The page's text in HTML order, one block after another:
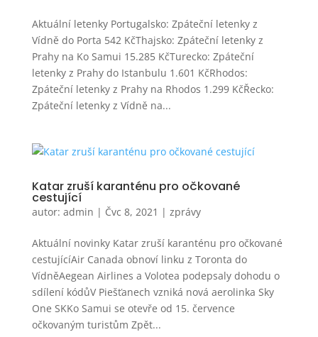
Aktuální letenky Portugalsko: Zpáteční letenky z
Vídně do Porta 542 KčThajsko: Zpáteční letenky z
Prahy na Ko Samui 15.285 KčTurecko: Zpáteční
letenky z Prahy do Istanbulu 1.601 KčRhodos:
Zpáteční letenky z Prahy na Rhodos 1.299 KčŘecko:
Zpáteční letenky z Vídně na...
Katar zruší karanténu pro očkované
cestující
autor: admin | Čvc 8, 2021 | zprávy
Aktuální novinky Katar zruší karanténu pro očkované
cestujícíAir Canada obnoví linku z Toronta do
VídněAegean Airlines a Volotea podepsaly dohodu o
sdílení kódůV Piešťanech vzniká nová aerolinka Sky
One SKKo Samui se otevře od 15. července
očkovaným turistům Zpět...